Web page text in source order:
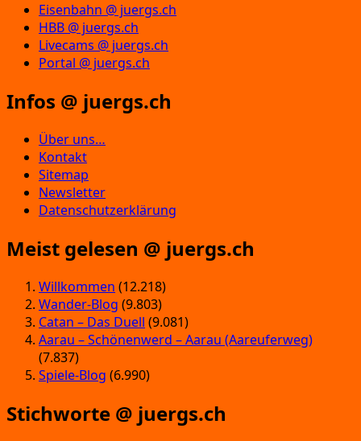
Eisenbahn @ juergs.ch
HBB @ juergs.ch
Livecams @ juergs.ch
Portal @ juergs.ch
Infos @ juergs.ch
Über uns…
Kontakt
Sitemap
Newsletter
Datenschutzerklärung
Meist gelesen @ juergs.ch
Willkommen (12.218)
Wander-Blog (9.803)
Catan – Das Duell (9.081)
Aarau – Schönenwerd – Aarau (Aareuferweg)
(7.837)
Spiele-Blog (6.990)
Stichworte @ juergs.ch